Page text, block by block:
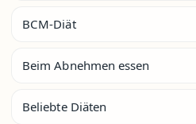
BCM-Diät
Beim Abnehmen essen
Beliebte Diäten